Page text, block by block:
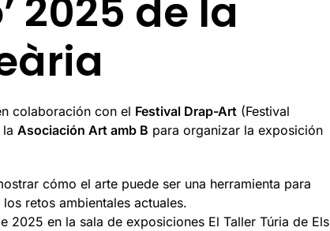
2025 de la
colaboración con el Festival Drap-Art (Festival
Asociación Art amb B para organizar la exposición
cómo el arte puede ser una herramienta para
retos ambientales actuales.
2025 en la sala de exposiciones El Taller Túria de Els